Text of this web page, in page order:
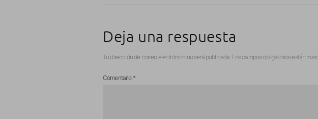
Deja una respuesta
Tu dirección de correo electrónico no será publicada. Los campos obligatorios están
Comentario *